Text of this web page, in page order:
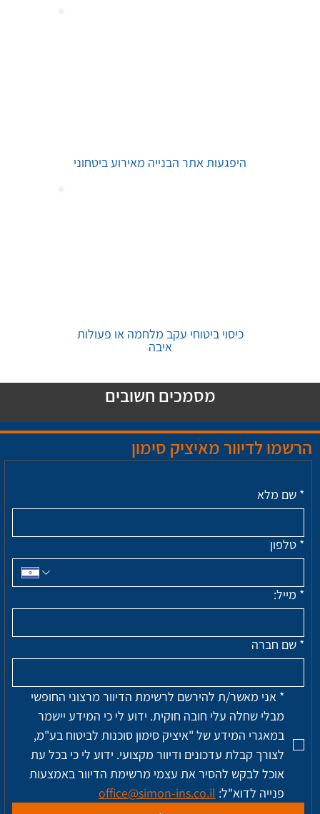
היפגעות אתר הבנייה מאירוע ביטחוני
כיסוי ביטוחי עקב מלחמה או פעולות
איבה
מסמכים חשובים
הרשמו לדיוור מאיציק סימון
* שם מלא
* טלפון
* מייל:
* שם חברה
*
פנייה לדוא"ל: office@simon-ins.co.il